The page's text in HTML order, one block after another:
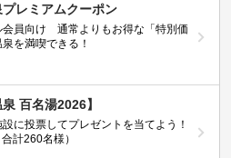
レミアムクーポン
会員向け 通常よりもお得な「特別価
を満喫できる！
泉 百名湯2026】
に投票してプレゼントを当てよう！
計260名様）